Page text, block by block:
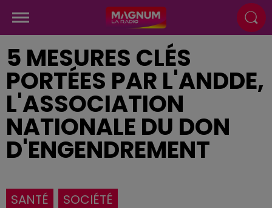
5 MESURES CLÉS
PORTÉES PAR L'ANDDE,
L'ASSOCIATION
NATIONALE DU DON
D'ENGENDREMENT
SANTÉ SOCIÉTÉ